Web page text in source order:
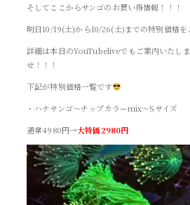
そしてここからサンゴのお買い得情報！！！
明日10/19(土)から10/26(土)までの特別価格を
詳細は本日のYouTubeliveでもご案内いたし
せ！！！
下記が特別価格一覧です
・ハナサンゴ～チップカラーmix～Sサイズ
通常4980円→大特価2980円